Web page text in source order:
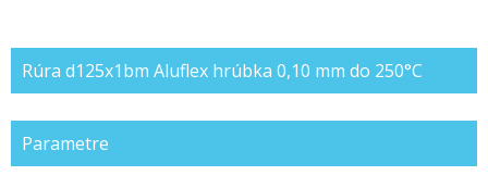
Rúra d125x1bm Aluflex hrúbka 0,10 mm do 250°C
Parametre